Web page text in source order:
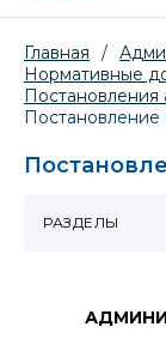
Главная /
Нормативные
РАЗДЕЛЫ